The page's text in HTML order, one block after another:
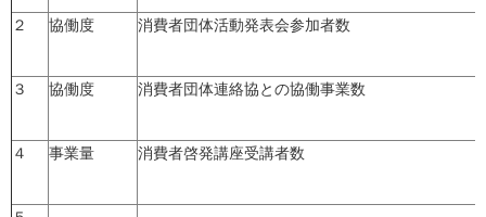
２ 協働度 消費者団体活動発表会参加者数
３ 協働度 消費者団体連絡協との協働事業数
４ 事業量 消費者啓発講座受講者数